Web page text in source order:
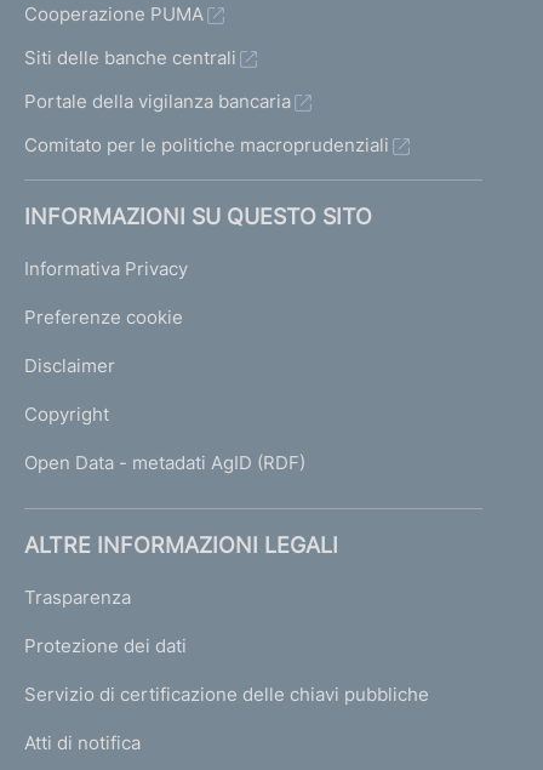
Cooperazione PUMA
Siti delle banche centrali
Portale della vigilanza bancaria
Comitato per le politiche macroprudenziali
INFORMAZIONI SU QUESTO SITO
Informativa Privacy
Preferenze cookie
Disclaimer
Copyright
Open Data - metadati AgID (RDF)
ALTRE INFORMAZIONI LEGALI
Trasparenza
Protezione dei dati
Servizio di certificazione delle chiavi pubbliche
Atti di notifica